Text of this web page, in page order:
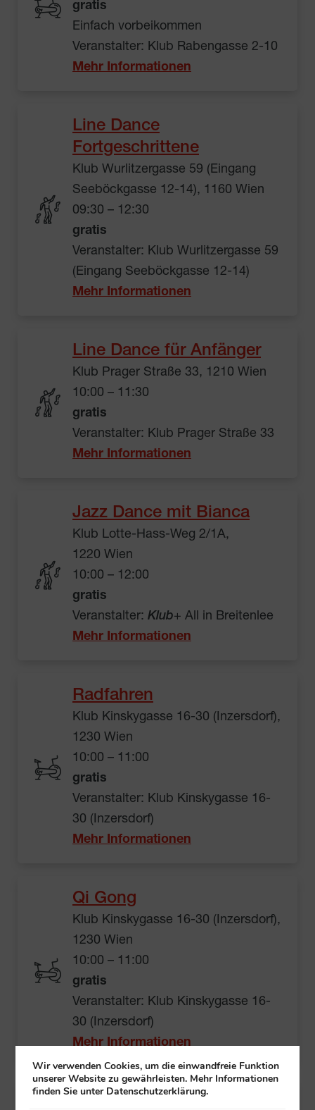
gratis
Einfach vorbeikommen
Veranstalter: Klub Rabengasse 2-10
Mehr Informationen
Line Dance
Fortgeschrittene
Klub Wurlitzergasse 59 (Eingang
Seeböckgasse 12-14), 1160 Wien
09:30 – 12:30
gratis
Veranstalter: Klub Wurlitzergasse 59
(Eingang Seeböckgasse 12-14)
Mehr Informationen
Line Dance für Anfänger
Klub Prager Straße 33, 1210 Wien
10:00 – 11:30
gratis
Veranstalter: Klub Prager Straße 33
Mehr Informationen
Jazz Dance mit Bianca
Klub Lotte-Hass-Weg 2/1A,
1220 Wien
10:00 – 12:00
gratis
Veranstalter: Klub+ All in Breitenlee
Mehr Informationen
Radfahren
Klub Kinskygasse 16-30 (Inzersdorf),
1230 Wien
10:00 – 11:00
gratis
Veranstalter: Klub Kinskygasse 16-
30 (Inzersdorf)
Mehr Informationen
Qi Gong
Klub Kinskygasse 16-30 (Inzersdorf),
1230 Wien
10:00 – 11:00
gratis
Veranstalter: Klub Kinskygasse 16-
30 (Inzersdorf)
Mehr Informationen
Frühstück und plaudern
Wir verwenden Cookies, um die einwandfreie Funktion
unserer Website zu gewährleisten. Mehr Informationen
finden Sie unter Datenschutzerklärung.